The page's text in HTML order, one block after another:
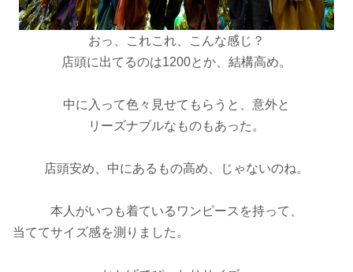
おっ、これこれ、こんな感じ？
店頭に出てるのは1200とか、結構高め。
中に入って色々見せてもらうと、意外と
リーズナブルなものもあった。
店頭安め、中にあるもの高め、じゃないのね。
本人がいつも着ているワンピースを持って、
当ててサイズ感を測りました。